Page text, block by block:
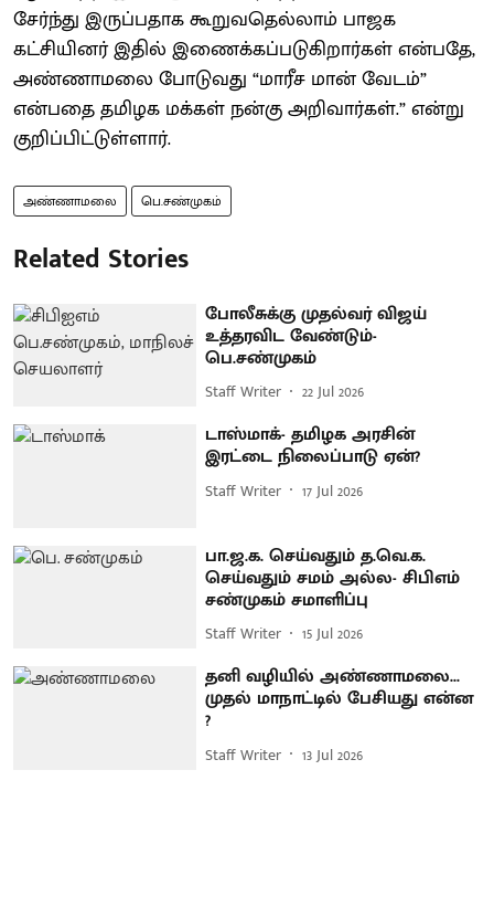
சேர்ந்து இருப்பதாக கூறுவதெல்லாம் பாஜக
கட்சியினர் இதில் இணைக்கப்படுகிறார்கள் என்பதே,
அண்ணாமலை போடுவது “மாரீச மான் வேடம்”
என்பதை தமிழக மக்கள் நன்கு அறிவார்கள்.” என்று
குறிப்பிட்டுள்ளார்.
அண்ணாமலை பெ.சண்முகம்
Related Stories
போலீசுக்கு முதல்வர் விஜய்
உத்தரவிட வேண்டும்-
பெ.சண்முகம்
Staff Writer 22 Jul 2026
டாஸ்மாக்- தமிழக அரசின்
இரட்டை நிலைப்பாடு ஏன்?
Staff Writer 17 Jul 2026
பா.ஜ.க. செய்வதும் த.வெ.க.
செய்வதும் சமம் அல்ல- சிபிஎம்
சண்முகம் சமாளிப்பு
Staff Writer 15 Jul 2026
தனி வழியில் அண்ணாமலை...
முதல் மாநாட்டில் பேசியது என்ன
?
Staff Writer 13 Jul 2026